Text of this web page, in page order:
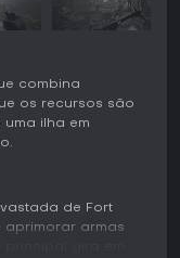
combina
os recursos são
ilha em
de Fort
aprimorar armas